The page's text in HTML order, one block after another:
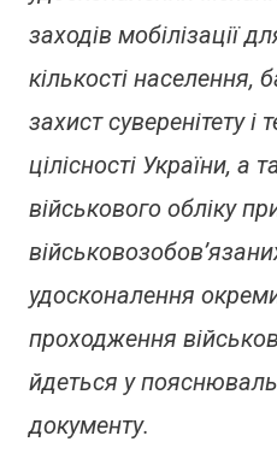
заходів мобілізації
кількості населення,
захист суверенітету і
цілісності України, а
військового обліку
удосконалення
проходження
йдеться у
документу.